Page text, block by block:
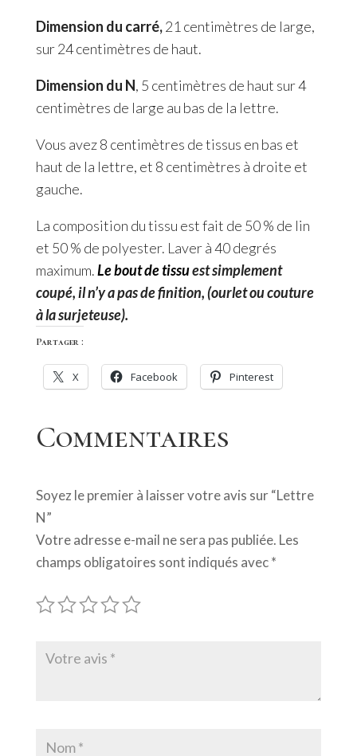
Dimension du carré,21 centimètres de large,
sur 24 centimètres de haut.
Dimension du N, 5 centimètres de haut sur 4
centimètres de large au bas de la lettre.
Vous avez 8 centimètres de tissus en bas et
haut de la lettre, et 8 centimètres à droite et
gauche.
La composition du tissu est fait de 50 % de lin
et 50 % de polyester. Laver à 40 degrés
maximum.Le bout de tissuest simplement
coupé, il n’y a pas de finition, (ourlet ou couture
à la surjeteuse).
Partager :
X Facebook Pinterest
Commentaires
Soyez le premier à laisser votre avis sur “Lettre
N”
Votre adresse e-mail ne sera pas publiée. Les
champs obligatoires sont indiqués avec*